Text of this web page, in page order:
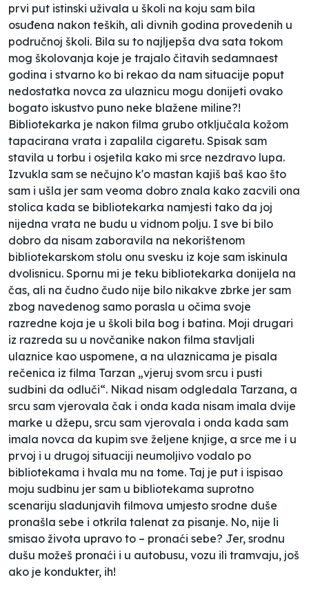
prvi put istinski uživala u školi na koju sam bila
osuđena nakon teških, ali divnih godina provedenih u
područnoj školi. Bila su to najljepša dva sata tokom
mog školovanja koje je trajalo čitavih sedamnaest
godina i stvarno ko bi rekao da nam situacije poput
nedostatka novca za ulaznicu mogu donijeti ovako
bogato iskustvo puno neke blažene miline?!
Bibliotekarka je nakon filma grubo otključala kožom
tapacirana vrata i zapalila cigaretu. Spisak sam
stavila u torbu i osjetila kako mi srce nezdravo lupa.
Izvukla sam se nečujno k'o mastan kajiš baš kao što
sam i ušla jer sam veoma dobro znala kako zacvili ona
stolica kada se bibliotekarka namjesti tako da joj
nijedna vrata ne budu u vidnom polju. I sve bi bilo
dobro da nisam zaboravila na nekorištenom
bibliotekarskom stolu onu svesku iz koje sam iskinula
dvolisnicu. Spornu mi je teku bibliotekarka donijela na
čas, ali na čudno čudo nije bilo nikakve zbrke jer sam
zbog navedenog samo porasla u očima svoje
razredne koja je u školi bila bog i batina. Moji drugari
iz razreda su u novčanike nakon filma stavljali
ulaznice kao uspomene, a na ulaznicama je pisala
rečenica iz filma Tarzan „vjeruj svom srcu i pusti
sudbini da odluči“. Nikad nisam odgledala Tarzana, a
srcu sam vjerovala čak i onda kada nisam imala dvije
marke u džepu, srcu sam vjerovala i onda kada sam
imala novca da kupim sve željene knjige, a srce me i u
prvoj i u drugoj situaciji neumoljivo vodalo po
bibliotekama i hvala mu na tome. Taj je put i ispisao
moju sudbinu jer sam u bibliotekama suprotno
scenariju sladunjavih filmova umjesto srodne duše
pronašla sebe i otkrila talenat za pisanje. No, nije li
smisao života upravo to – pronaći sebe? Jer, srodnu
dušu možeš pronaći i u autobusu, vozu ili tramvaju, još
ako je kondukter, ih!